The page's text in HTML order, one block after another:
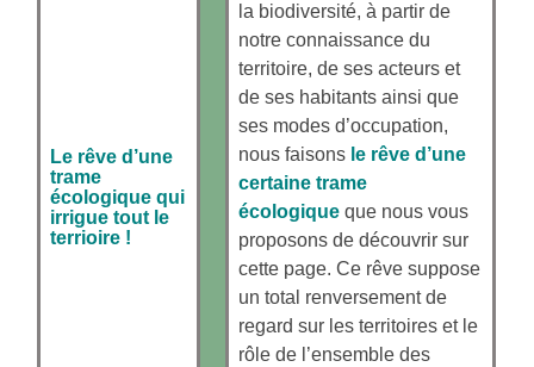
Le rêve d’une
trame
écologique qui
irrigue tout le
terrioire !
la biodiversité, à partir de
notre connaissance du
territoire, de ses acteurs et
de ses habitants ainsi que
ses modes d’occupation,
nous faisons le rêve d’une
certaine trame
écologique que nous vous
proposons de découvrir sur
cette page. Ce rêve suppose
un total renversement de
regard sur les territoires et le
rôle de l’ensemble des